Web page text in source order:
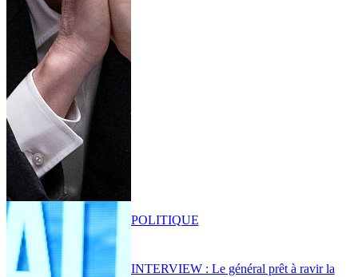
INTERVIEW : Le général prêt à ravir la
POLITIQUE